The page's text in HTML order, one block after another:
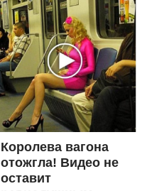
Королева вагона
отожгла! Видео не
оставит